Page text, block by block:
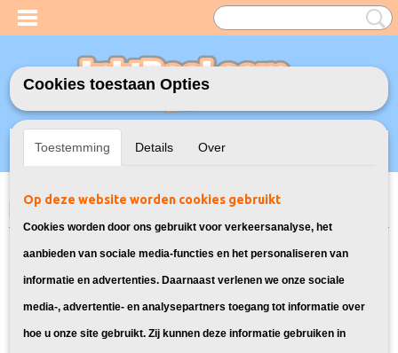
Inloggen Registreren
UW WINKELWAGEN
Home>Model Printer>LC-223 Inkt cartridges voor Brother
Bekijk hier alle inkt geschikt voor de
Brother MFC J4620DW:
Cookies toestaan Opties
Toestemming Details Over
Op deze website worden cookies gebruikt
Cookies worden door ons gebruikt voor verkeersanalyse, het
aanbieden van sociale media-functies en het personaliseren van
informatie en advertenties. Daarnaast verlenen we onze sociale
media-, advertentie- en analysepartners toegang tot informatie over
hoe u onze site gebruikt. Zij kunnen deze informatie gebruiken in